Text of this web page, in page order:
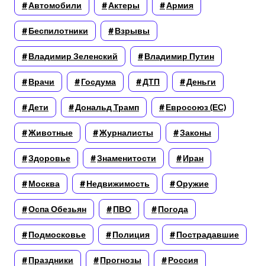
Автомобили Актеры Армия
Беспилотники Взрывы
Владимир Зеленский Владимир Путин
Врачи Госдума ДТП Деньги
Дети Дональд Трамп Евросоюз (ЕС)
Животные Журналисты Законы
Здоровье Знаменитости Иран
Москва Недвижимость Оружие
Оспа Обезьян ПВО Погода
Подмосковье Полиция Пострадавшие
Праздники Прогнозы Россия